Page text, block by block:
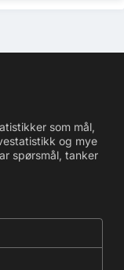
som mål,
og mye
spørsmål, tanker